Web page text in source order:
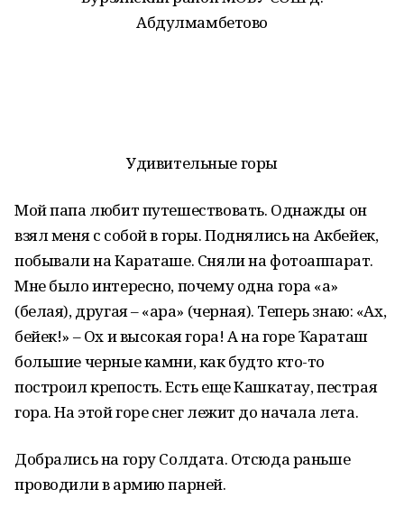
Абдулмамбетово
Удивительные горы
Мой папа любит путешествовать. Однажды он
взял меня с собой в горы. Поднялись на Акбейек,
побывали на Караташе. Сняли на фотоаппарат.
Мне было интересно, почему одна гора «аҡ»
(белая), другая – «ҡара» (черная). Теперь знаю: «Ах,
бейек!» – Ох и высокая гора! А на горе Ҡараташ
большие черные камни, как будто кто-то
построил крепость. Есть еще Кашкатау, пестрая
гора. На этой горе снег лежит до начала лета.
Добрались на гору Солдата. Отсюда раньше
проводили в армию парней.